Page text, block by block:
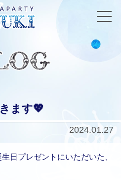
ます💖
2024.01.27
日プレゼントにいただいた、